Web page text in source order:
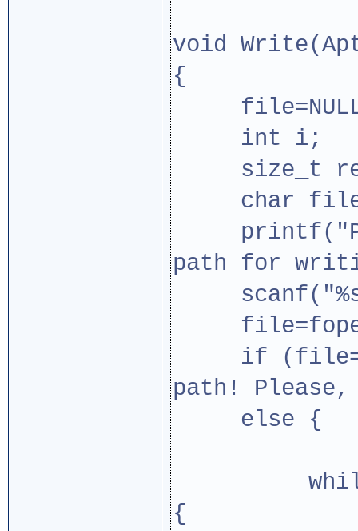
void
{
int i;
size_t
char
path for
if
path!
else {
while
{